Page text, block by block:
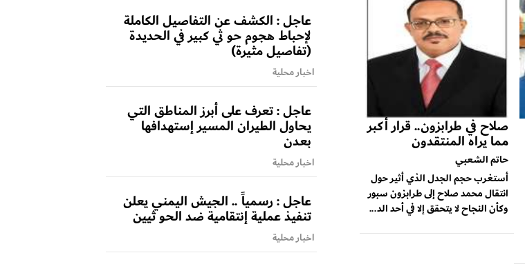
صلاح في طرابزون.. قرار أكبر
مما يراه المنتقدون
حاتم الشعبي
أستغرب حجم الجدل الذي أثير حول
انتقال محمد صلاح إلى طرابزون سبور
وكأن النجاح لا يتحقق إلا في أحد الد...
عاجل : الكشف عن التفاصيل الكاملة
لإحباط هجوم حو ثي كبير في الحديدة
(تفاصيل مثيرة)
اخبار محلية
عاجل : تعرف على أبرز المناطق التي
يحاول الطيران المسير إستهدافها
بعدن
اخبار محلية
عاجل : رسمياً .. الجيش اليمني يعلن
تنفيذ عملية إنتقامية ضد الحو ثيين
اخبار محلية